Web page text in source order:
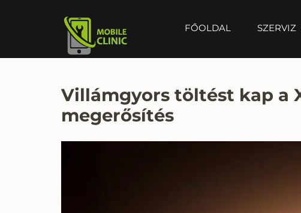
FŐOLDAL SZERVIZ
Villámgyors töltést kap a
megerősítés